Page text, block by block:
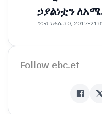
ኃያልነቷን
ዓርብ ነሐሴ 30, 2017•
Follow ebc.et